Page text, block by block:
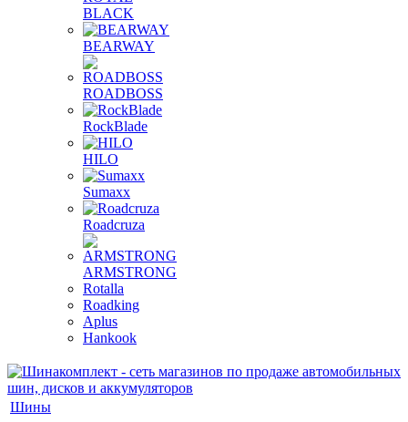
BLACK
BEARWAY
ROADBOSS
RockBlade
HILO
Sumaxx
Roadcruza
ARMSTRONG
Rotalla
Roadking
Aplus
Hankook
Шины